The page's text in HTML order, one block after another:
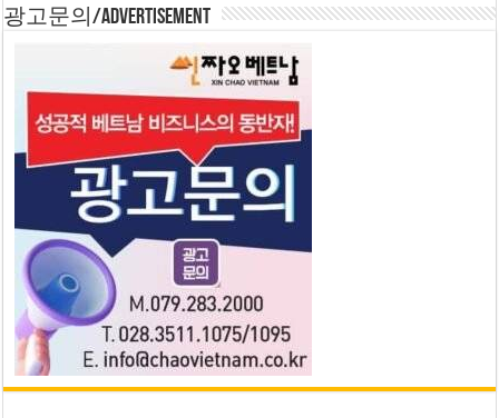
광고문의/Advertisement